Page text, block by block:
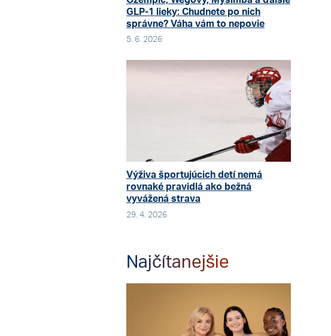
GLP-1 lieky: Chudnete po nich
správne? Váha vám to nepovie
5. 6. 2026
Výživa športujúcich detí nemá
rovnaké pravidlá ako bežná
vyvážená strava
29. 4. 2026
Najčítanejšie